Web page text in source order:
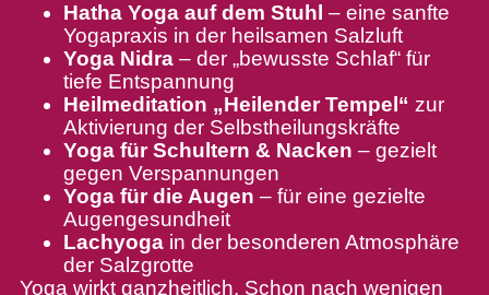
Hatha Yoga auf dem Stuhl – eine sanfte
Yogapraxis in der heilsamen Salzluft
Yoga Nidra– der „bewusste Schlaf“ für
tiefe Entspannung
Heilmeditation „Heilender Tempel“ zur
Aktivierung der Selbstheilungskräfte
Yoga für Schultern & Nacken – gezielt
gegen Verspannungen
Yoga für die Augen – für eine gezielte
Augengesundheit
Lachyogain der besonderen Atmosphäre
der Salzgrotte
Yoga wirkt ganzheitlich. Schon nach wenigen